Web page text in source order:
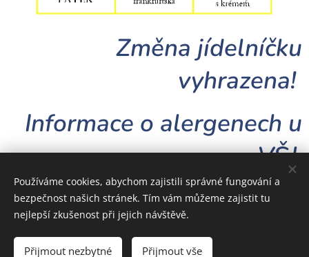
Změna jídelníčku
vyhrazena!
Informace o alergenech u
VŠJ.
Základní škola Lidečko, okres Vsetín
Používáme cookies, abychom zajistili správné fungování a
bezpečnost našich stránek. Tím vám můžeme zajistit tu
nejlepší zkušenost při jejich návštěvě.
Přijmout nezbytné Přijmout vše